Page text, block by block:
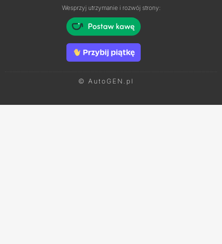
Wesprzyj utrzymanie i rozwój strony:
© AutoGEN.pl